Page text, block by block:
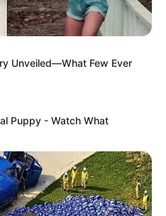
Unveiled—What Few Ever
Puppy - Watch What